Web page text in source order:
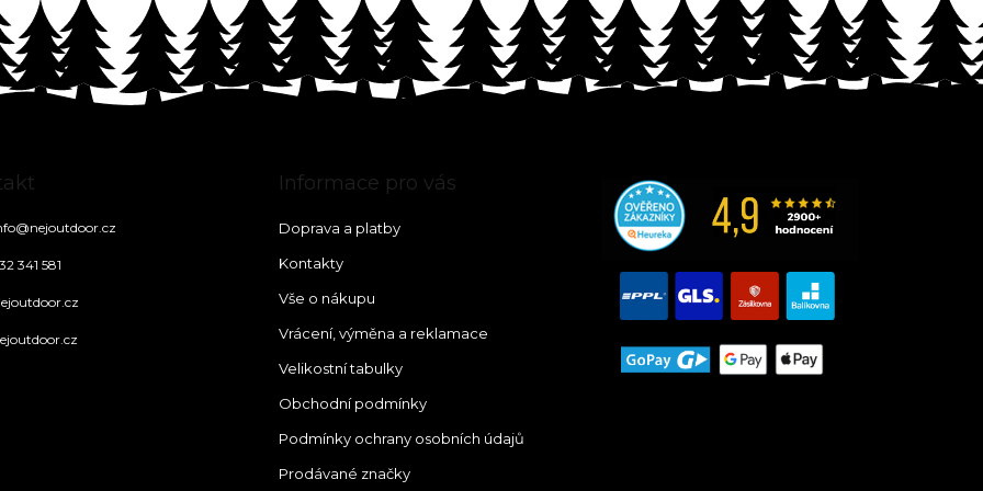
@nejoutdoor.cz
341 581
Informace pro vás
Doprava a platby
Kontakty
Vše o nákupu
Vrácení, výměna a reklamace
Velikostní tabulky
Obchodní podmínky
Podmínky ochrany osobních údajů
Prodávané značky